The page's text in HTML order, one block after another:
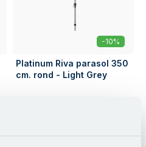
-10%
Platinum Riva parasol 350
cm. rond - Light Grey